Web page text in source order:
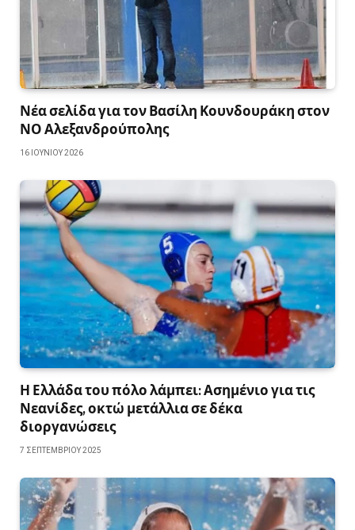
Νέα σελίδα για τον Βασίλη Κουνδουράκη στον
ΝΟ Αλεξανδρούπολης
16 ΙΟΥΝΊΟΥ 2026
Η Ελλάδα του πόλο λάμπει: Ασημένιο για τις
Νεανίδες, οκτώ μετάλλια σε δέκα
διοργανώσεις
7 ΣΕΠΤΕΜΒΡΊΟΥ 2025